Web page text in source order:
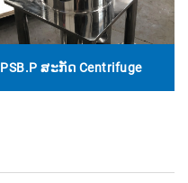
PSB.P ສະກັດ Centrifuge